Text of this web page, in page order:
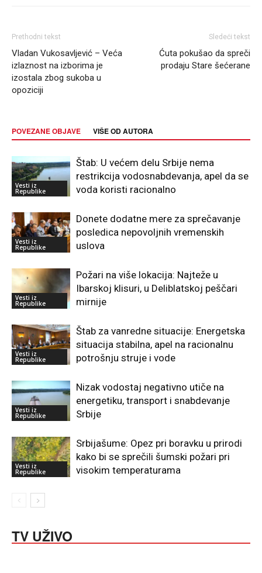
Prethodni tekst
Vladan Vukosavljević – Veća
izlaznost na izborima je
izostala zbog sukoba u
opoziciji
Sledeći tekst
Ćuta pokušao da spreči
prodaju Stare šećerane
POVEZANE OBJAVE VIŠE OD AUTORA
Vesti iz
Republike
Štab: U većem delu Srbije nema
restrikcija vodosnabdevanja, apel da se
voda koristi racionalno
Vesti iz
Republike
Donete dodatne mere za sprečavanje
posledica nepovoljnih vremenskih
uslova
Vesti iz
Republike
Požari na više lokacija: Najteže u
Ibarskoj klisuri, u Deliblatskoj peščari
mirnije
Vesti iz
Republike
Štab za vanredne situacije: Energetska
situacija stabilna, apel na racionalnu
potrošnju struje i vode
Vesti iz
Republike
Nizak vodostaj negativno utiče na
energetiku, transport i snabdevanje
Srbije
Vesti iz
Republike
Srbijašume: Opez pri boravku u prirodi
kako bi se sprečili šumski požari pri
visokim temperaturama
TV UŽIVO